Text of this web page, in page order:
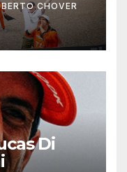
CHOVER
Di